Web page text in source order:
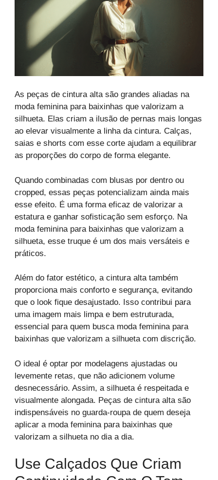
As peças de cintura alta são grandes aliadas na
moda feminina para baixinhas que valorizam a
silhueta. Elas criam a ilusão de pernas mais longas
ao elevar visualmente a linha da cintura. Calças,
saias e shorts com esse corte ajudam a equilibrar
as proporções do corpo de forma elegante.
Quando combinadas com blusas por dentro ou
cropped, essas peças potencializam ainda mais
esse efeito. É uma forma eficaz de valorizar a
estatura e ganhar sofisticação sem esforço. Na
moda feminina para baixinhas que valorizam a
silhueta, esse truque é um dos mais versáteis e
práticos.
Além do fator estético, a cintura alta também
proporciona mais conforto e segurança, evitando
que o look fique desajustado. Isso contribui para
uma imagem mais limpa e bem estruturada,
essencial para quem busca moda feminina para
baixinhas que valorizam a silhueta com discrição.
O ideal é optar por modelagens ajustadas ou
levemente retas, que não adicionem volume
desnecessário. Assim, a silhueta é respeitada e
visualmente alongada. Peças de cintura alta são
indispensáveis no guarda-roupa de quem deseja
aplicar a moda feminina para baixinhas que
valorizam a silhueta no dia a dia.
Use Calçados Que Criam